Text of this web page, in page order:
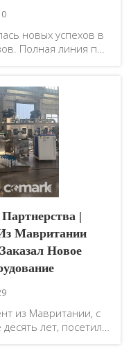
новых успехов в
Полная линия по
воды мощностью
завершили
в контейнеры...
|
Мавритании
Новое
из Мавритании, с
лет, посетил